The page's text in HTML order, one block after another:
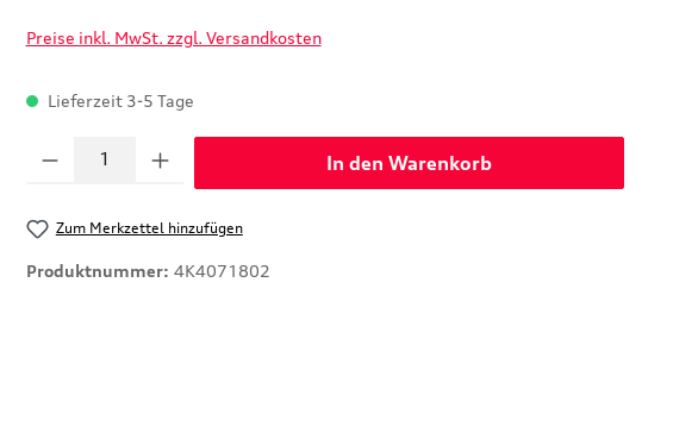
Preise inkl. MwSt. zzgl. Versandkosten
Lieferzeit 3-5 Tage
Produkt Anzahl: Gib den gewünschten Wert ein oder benutze die Schaltflächen um
In den Warenkorb
Zum Merkzettel hinzufügen
Produktnummer: 4K4071802